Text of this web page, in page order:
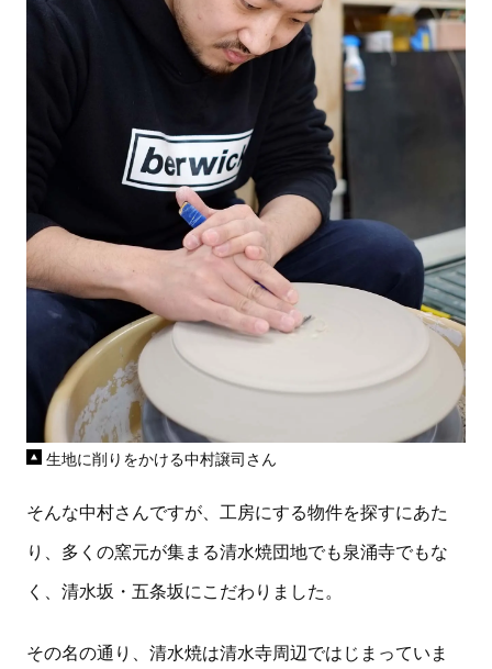
生地に削りをかける中村譲司さん
そんな中村さんですが、工房にする物件を探すにあた
り、多くの窯元が集まる清水焼団地でも泉涌寺でもな
く、清水坂・五条坂にこだわりました。
その名の通り、清水焼は清水寺周辺ではじまっていま